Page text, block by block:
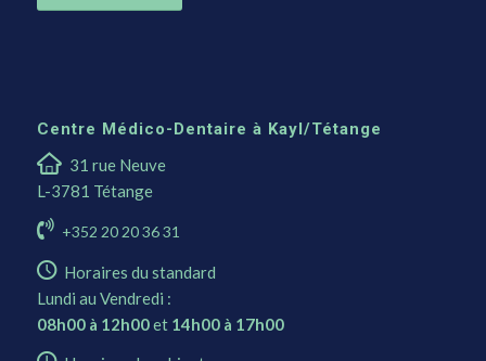
Centre Médico-Dentaire à Kayl/Tétange
31 rue Neuve
L-3781 Tétange
+352 20 20 36 31
Horaires du standard
Lundi au Vendredi :
08h00 à 12h00et 14h00 à 17h00